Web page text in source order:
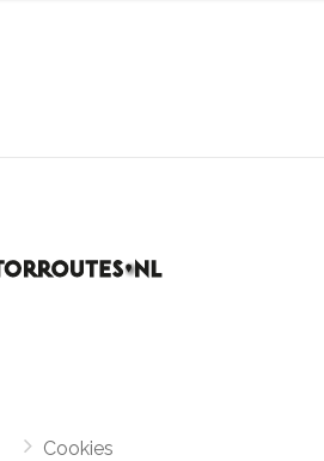
Cookies